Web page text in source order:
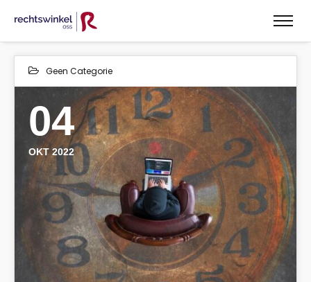
Geen Categorie
04
OKT 2022